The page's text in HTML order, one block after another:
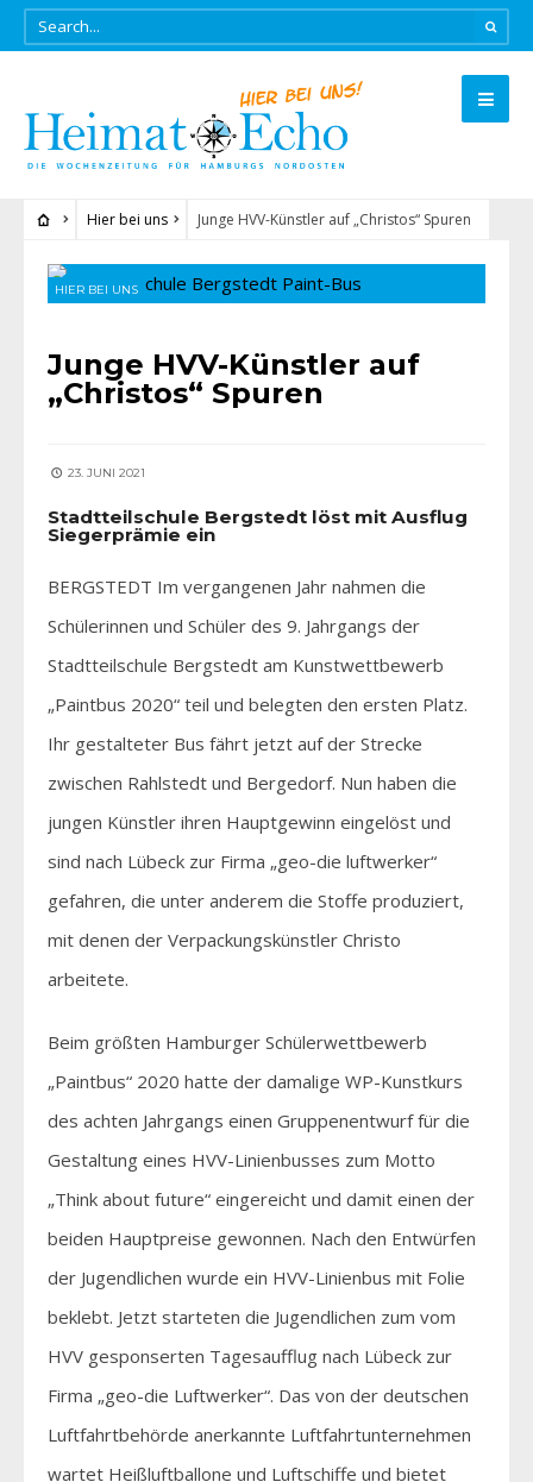
Hier bei uns Junge HVV-Künstler auf „Christos“ Spuren
HIER BEI UNS
Junge HVV-Künstler auf
„Christos“ Spuren
23. JUNI 2021
Stadtteilschule Bergstedt löst mit Ausflug
Siegerprämie ein
BERGSTEDT Im vergangenen Jahr nahmen die
Schülerinnen und Schüler des 9. Jahrgangs der
Stadtteilschule Bergstedt am Kunstwettbewerb
„Paintbus 2020“ teil und belegten den ersten Platz.
Ihr gestalteter Bus fährt jetzt auf der Strecke
zwischen Rahlstedt und Bergedorf. Nun haben die
jungen Künstler ihren Hauptgewinn eingelöst und
sind nach Lübeck zur Firma „geo-die luftwerker“
gefahren, die unter anderem die Stoffe produziert,
mit denen der Verpackungskünstler Christo
arbeitete.
Beim größten Hamburger Schülerwettbewerb
„Paintbus“ 2020 hatte der damalige WP-Kunstkurs
des achten Jahrgangs einen Gruppenentwurf für die
Gestaltung eines HVV-Linienbusses zum Motto
„Think about future“ eingereicht und damit einen der
beiden Hauptpreise gewonnen. Nach den Entwürfen
der Jugendlichen wurde ein HVV-Linienbus mit Folie
beklebt. Jetzt starteten die Jugendlichen zum vom
HVV gesponserten Tagesaufflug nach Lübeck zur
Firma „geo-die Luftwerker“. Das von der deutschen
Luftfahrtbehörde anerkannte Luftfahrtunternehmen
wartet Heißluftballone und Luftschiffe und bietet